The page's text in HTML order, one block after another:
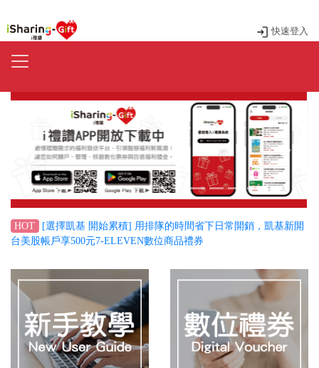
快速登入
Previous Next
HOT
[選擇凱基 開始累積] 用排隊的時間省下日常開銷，凱基新開
台美股帳戶享500元7-ELEVEN數位商品禮券